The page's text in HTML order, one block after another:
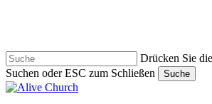
Drücken Sie
Suchen oder ESC zum Schließen
Suche
Suche